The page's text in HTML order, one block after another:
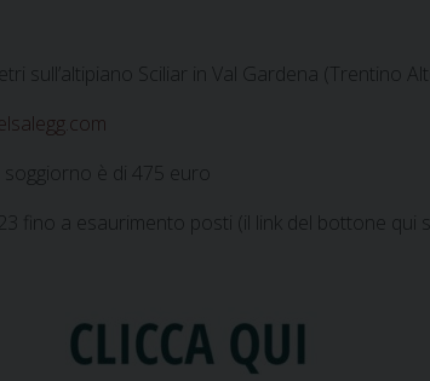
sull’altipiano Sciliar in Val Gardena (Trentino
è di 475 euro
fino a esaurimento posti (il link del bottone qui